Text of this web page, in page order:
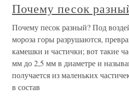
Почему песок
Почему песок разный? Под
мороза горы разрушаются,
камешки и частички; вот такие
мм до 2,5 мм в диаметре и
получается из маленьких
в состав